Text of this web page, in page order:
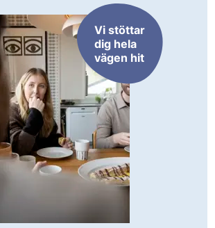
Vi stöttar
dig hela
vägen hit